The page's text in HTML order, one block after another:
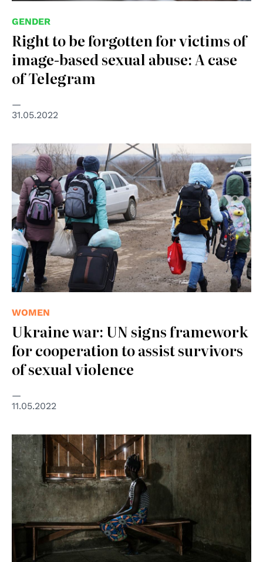
GENDER
Right to be forgotten for victims of
image-based sexual abuse: A case
of Telegram
31.05.2022
© UN Women
WOMEN
Ukraine war: UN signs framework
for cooperation to assist survivors
of sexual violence
11.05.2022
© UNICEF